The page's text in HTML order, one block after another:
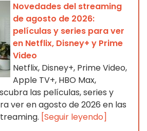
Novedades del streaming
de agosto de 2026:
películas y series para ver
en Netflix, Disney+ y Prime
Video
Netflix, Disney+, Prime Video,
Apple TV+, HBO Max,
las películas, series y
ver en agosto de 2026 en las
[Seguir leyendo]